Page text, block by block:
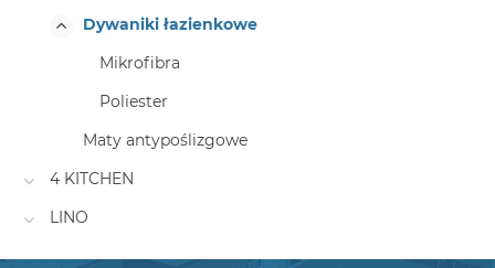
Dywaniki łazienkowe
Mikrofibra
Poliester
Maty antypoślizgowe
4 KITCHEN
LINO